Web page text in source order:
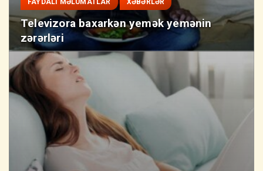
FAYDALI MƏLUMATLAR XƏBƏRLƏR
Televizora baxarkən yemək yemənin
zərərləri